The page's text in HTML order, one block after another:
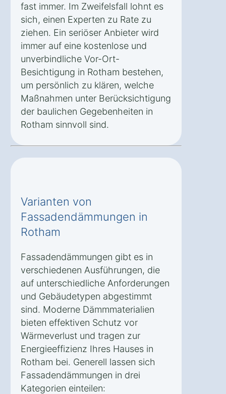
fast immer. Im Zweifelsfall lohnt es
sich, einen Experten zu Rate zu
ziehen. Ein seriöser Anbieter wird
immer auf eine kostenlose und
unverbindliche Vor-Ort-
Besichtigung in Rotham bestehen,
um persönlich zu klären, welche
Maßnahmen unter Berücksichtigung
der baulichen Gegebenheiten in
Rotham sinnvoll sind.
Varianten von
Fassadendämmungen in
Rotham
Fassadendämmungen gibt es in
verschiedenen Ausführungen, die
auf unterschiedliche Anforderungen
und Gebäudetypen abgestimmt
sind. Moderne Dämmmaterialien
bieten effektiven Schutz vor
Wärmeverlust und tragen zur
Energieeffizienz Ihres Hauses in
Rotham bei. Generell lassen sich
Fassadendämmungen in drei
Kategorien einteilen: